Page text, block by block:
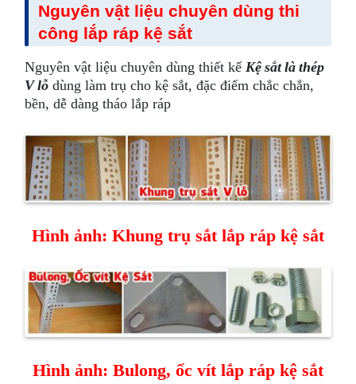
Nguyên vật liệu chuyên dùng thi
công lắp ráp kệ sắt
Nguyên vật liệu chuyên dùng thiết kế Kệ sắt là thép
V lỗ dùng làm trụ cho kệ sắt, đặc điểm chắc chắn,
bền, dễ dàng tháo lắp ráp
Hình ảnh: Khung trụ sắt lắp ráp kệ sắt
Hình ảnh: Bulong, ốc vít lắp ráp kệ sắt